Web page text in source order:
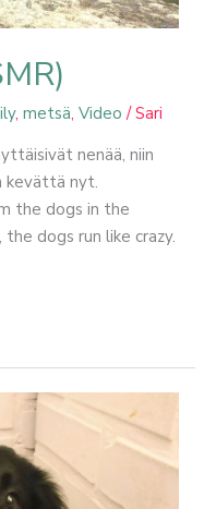
,metsä,Video /Sari
nenää, niin
kevättä nyt.
the dogs in the
dogs run like crazy.